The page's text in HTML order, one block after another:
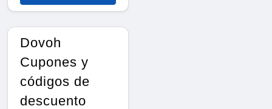
Dovoh
Cupones y
códigos de
descuento